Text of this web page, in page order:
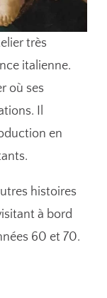
très
italienne.
où ses
Il
en
histoires
à bord
60 et 70.